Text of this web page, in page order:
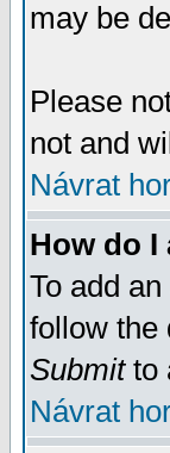
may be
Please
not and
Návrat
How do
To add
follow the
Submitto
Návrat